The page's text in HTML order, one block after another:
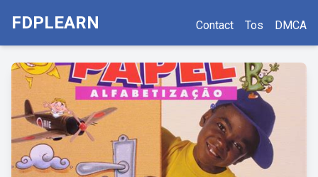
FDPLEARN Contact Tos DMCA